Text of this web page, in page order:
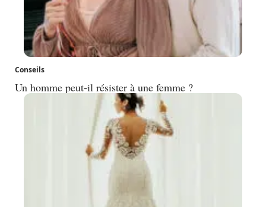
Conseils
Un homme peut-il résister à une femme ?